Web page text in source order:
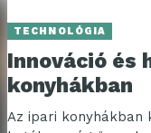
TECHNOLÓGIA
Innováció és
konyhákban
Az ipari konyhákban